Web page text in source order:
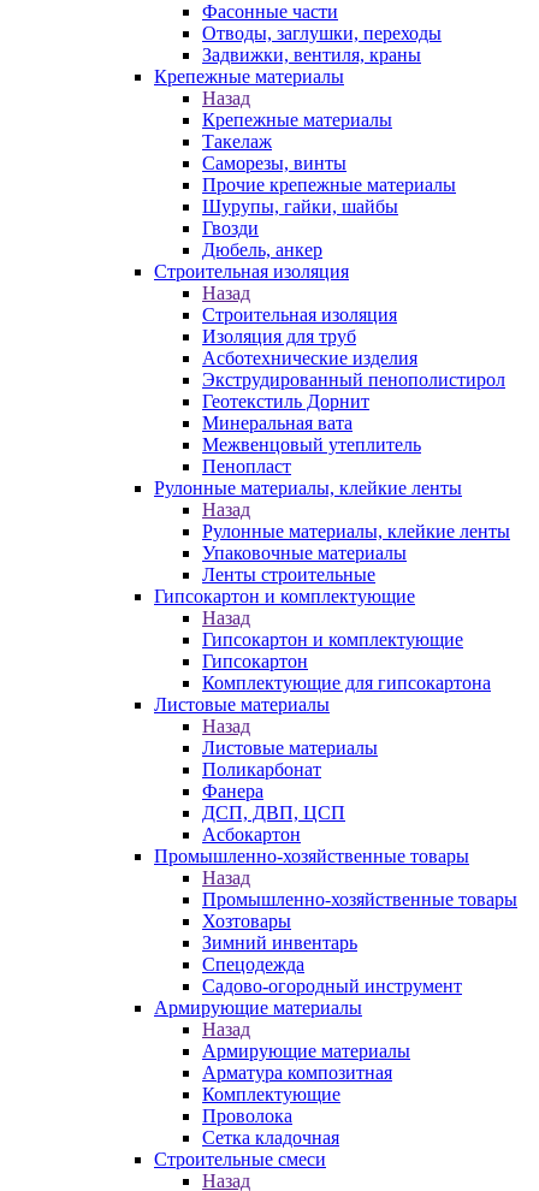
Фасонные части
Отводы, заглушки, переходы
Задвижки, вентиля, краны
Крепежные материалы
Назад
Крепежные материалы
Такелаж
Саморезы, винты
Прочие крепежные материалы
Шурупы, гайки, шайбы
Гвозди
Дюбель, анкер
Строительная изоляция
Назад
Строительная изоляция
Изоляция для труб
Асботехнические изделия
Экструдированный пенополистирол
Геотекстиль Дорнит
Минеральная вата
Межвенцовый утеплитель
Пенопласт
Рулонные материалы, клейкие ленты
Назад
Рулонные материалы, клейкие ленты
Упаковочные материалы
Ленты строительные
Гипсокартон и комплектующие
Назад
Гипсокартон и комплектующие
Гипсокартон
Комплектующие для гипсокартона
Листовые материалы
Назад
Листовые материалы
Поликарбонат
Фанера
ДСП, ДВП, ЦСП
Асбокартон
Промышленно-хозяйственные товары
Назад
Промышленно-хозяйственные товары
Хозтовары
Зимний инвентарь
Спецодежда
Садово-огородный инструмент
Армирующие материалы
Назад
Армирующие материалы
Арматура композитная
Комплектующие
Проволока
Сетка кладочная
Строительные смеси
Назад